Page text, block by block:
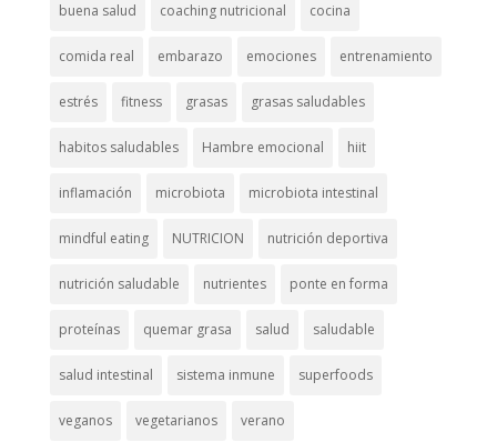
buena salud coaching nutricional cocina
comida real embarazo emociones entrenamiento
estrés fitness grasas grasas saludables
habitos saludables Hambre emocional hiit
inflamación microbiota microbiota intestinal
mindful eating NUTRICION nutrición deportiva
nutrición saludable nutrientes ponte en forma
proteínas quemar grasa salud saludable
salud intestinal sistema inmune superfoods
veganos vegetarianos verano